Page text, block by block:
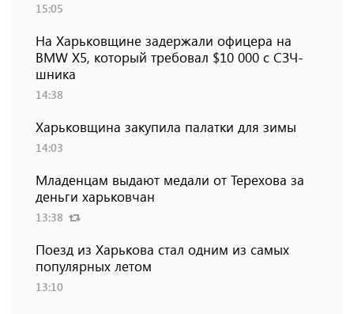
15:05
На Харьковщине задержали офицера на
BMW Х5, который требовал $10 000 с СЗЧ-
шника
14:38
Харьковщина закупила палатки для зимы
14:03
Младенцам выдают медали от Терехова за
деньги харьковчан
13:38
Поезд из Харькова стал одним из самых
популярных летом
13:10